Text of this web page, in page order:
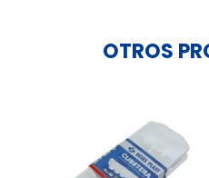
OTROS